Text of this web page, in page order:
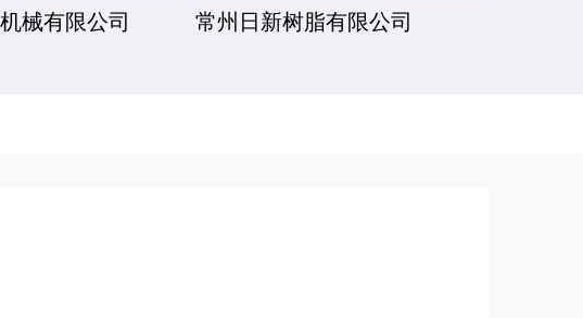
械有限公司 常州日新树脂有限公司